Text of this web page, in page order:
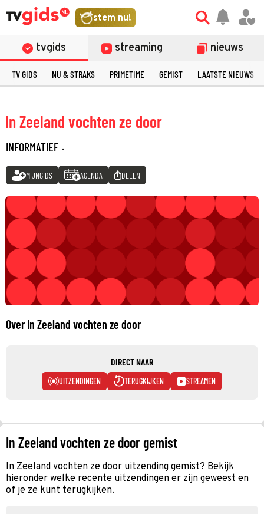
stem nu!
tvgids streaming nieuws
TV GIDS NU & STRAKS PRIMETIME GEMIST LAATSTE NIEUWS
In Zeeland vochten ze door
INFORMATIEF ·
MIJNGIDS AGENDA DELEN
Over In Zeeland vochten ze door
DIRECT NAAR
UITZENDINGEN TERUGKIJKEN STREAMEN
In Zeeland vochten ze door gemist
In Zeeland vochten ze door uitzending gemist? Bekijk
hieronder welke recente uitzendingen er zijn geweest en
of je ze kunt terugkijken.